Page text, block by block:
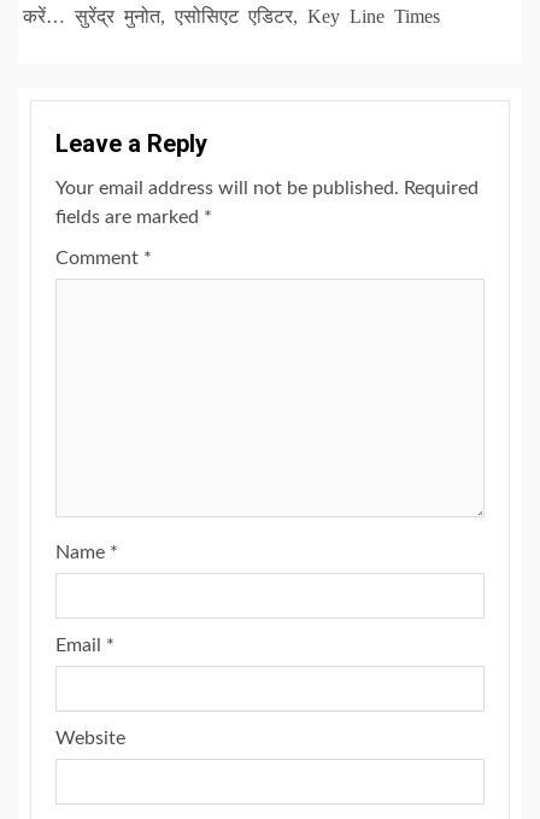
करें… सुरेंद्र मुनोत, एसोसिएट एडिटर, Key Line Times
Leave a Reply
Your email address will not be published. Required
fields are marked *
Comment *
Name *
Email *
Website